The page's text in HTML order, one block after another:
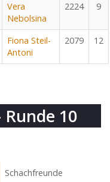
Vera
Nebolsina
2224 9
Fiona Steil-
Antoni
2079 12
10
Schachfreunde